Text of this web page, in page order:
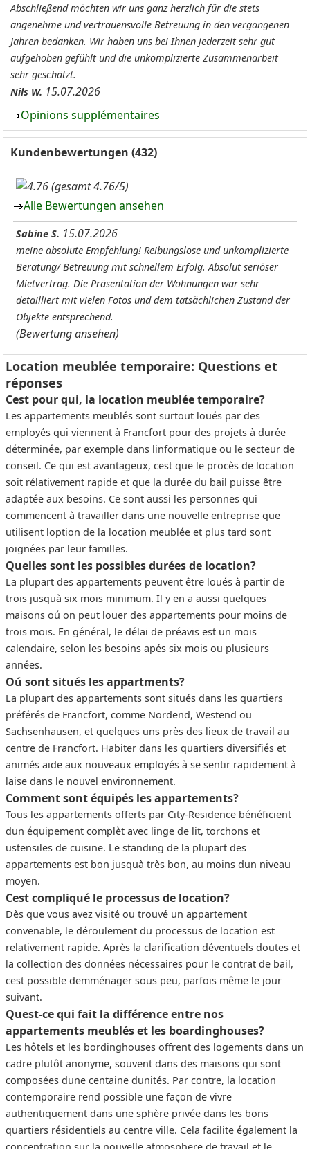
Abschließend möchten wir uns ganz herzlich für die stets
angenehme und vertrauensvolle Betreuung in den vergangenen
Jahren bedanken. Wir haben uns bei Ihnen jederzeit sehr gut
aufgehoben gefühlt und die unkomplizierte Zusammenarbeit
sehr geschätzt.
Nils W. 15.07.2026
Opinions supplémentaires
Kundenbewertungen (432)
(gesamt 4.76/5)
Alle Bewertungen ansehen
Sabine S. 15.07.2026
meine absolute Empfehlung! Reibungslose und unkomplizierte
Beratung/ Betreuung mit schnellem Erfolg. Absolut seriöser
Mietvertrag. Die Präsentation der Wohnungen war sehr
detailliert mit vielen Fotos und dem tatsächlichen Zustand der
Objekte entsprechend.
(Bewertung ansehen)
Location meublée temporaire: Questions et
réponses
Cest pour qui, la location meublée temporaire?
Les appartements meublés sont surtout loués par des
employés qui viennent à Francfort pour des projets à durée
déterminée, par exemple dans linformatique ou le secteur de
conseil. Ce qui est avantageux, cest que le procès de location
soit rélativement rapide et que la durée du bail puisse être
adaptée aux besoins. Ce sont aussi les personnes qui
commencent à travailler dans une nouvelle entreprise que
utilisent loption de la location meublée et plus tard sont
joignées par leur familles.
Quelles sont les possibles durées de location?
La plupart des appartements peuvent être loués à partir de
trois jusquà six mois minimum. Il y en a aussi quelques
maisons oú on peut louer des appartements pour moins de
trois mois. En général, le délai de préavis est un mois
calendaire, selon les besoins apés six mois ou plusieurs
années.
Oú sont situés les appartments?
La plupart des appartements sont situés dans les quartiers
préférés de Francfort, comme Nordend, Westend ou
Sachsenhausen, et quelques uns près des lieux de travail au
centre de Francfort. Habiter dans les quartiers diversifiés et
animés aide aux nouveaux employés à se sentir rapidement à
laise dans le nouvel environnement.
Comment sont équipés les appartements?
Tous les appartements offerts par City-Residence bénéficient
dun équipement complèt avec linge de lit, torchons et
ustensiles de cuisine. Le standing de la plupart des
appartements est bon jusquà très bon, au moins dun niveau
moyen.
Cest compliqué le processus de location?
Dès que vous avez visité ou trouvé un appartement
convenable, le déroulement du processus de location est
relativement rapide. Après la clarification déventuels doutes et
la collection des données nécessaires pour le contrat de bail,
cest possible demménager sous peu, parfois même le jour
suivant.
Quest-ce qui fait la différence entre nos
appartements meublés et les boardinghouses?
Les hôtels et les bordinghouses offrent des logements dans un
cadre plutôt anonyme, souvent dans des maisons qui sont
composées dune centaine dunités. Par contre, la location
contemporaire rend possible une façon de vivre
authentiquement dans une sphère privée dans les bons
quartiers résidentiels au centre ville. Cela facilite également la